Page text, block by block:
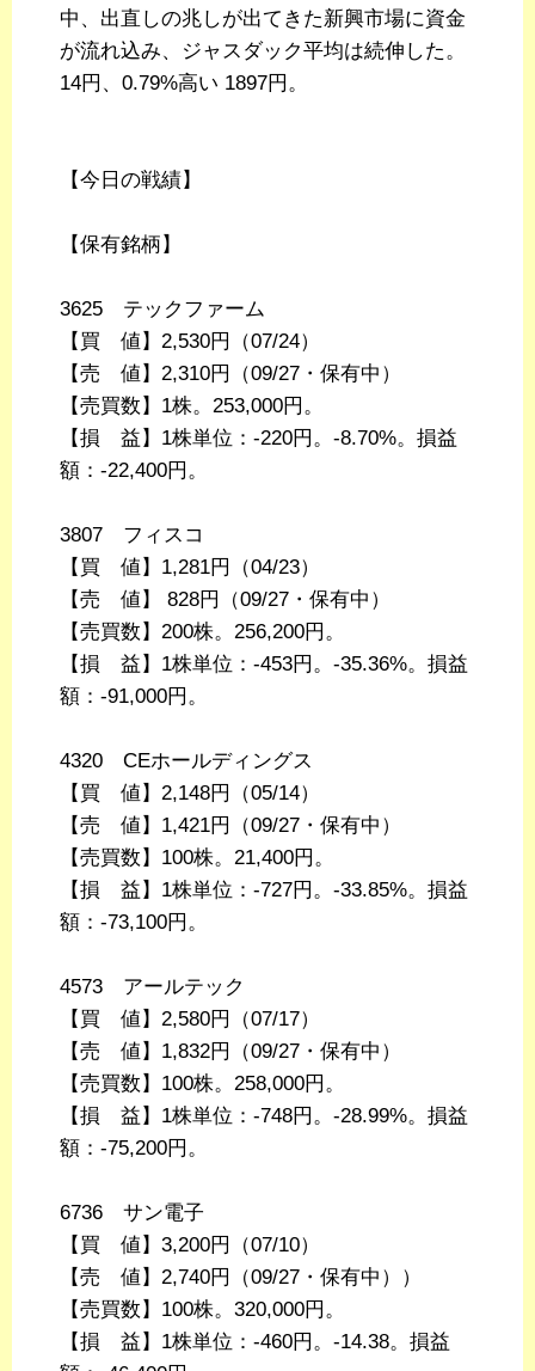
中、出直しの兆しが出てきた新興市場に資金
が流れ込み、ジャスダック平均は続伸した。
14円、0.79%高い 1897円。
【今日の戦績】
【保有銘柄】
3625 テックファーム
【買 値】2,530円（07/24）
【売 値】2,310円（09/27・保有中）
【売買数】1株。253,000円。
【損 益】1株単位：-220円。-8.70%。損益
額：-22,400円。
3807 フィスコ
【買 値】1,281円（04/23）
【売 値】 828円（09/27・保有中）
【売買数】200株。256,200円。
【損 益】1株単位：-453円。-35.36%。損益
額：-91,000円。
4320 CEホールディングス
【買 値】2,148円（05/14）
【売 値】1,421円（09/27・保有中）
【売買数】100株。21,400円。
【損 益】1株単位：-727円。-33.85%。損益
額：-73,100円。
4573 アールテック
【買 値】2,580円（07/17）
【売 値】1,832円（09/27・保有中）
【売買数】100株。258,000円。
【損 益】1株単位：-748円。-28.99%。損益
額：-75,200円。
6736 サン電子
【買 値】3,200円（07/10）
【売 値】2,740円（09/27・保有中））
【売買数】100株。320,000円。
【損 益】1株単位：-460円。-14.38。損益